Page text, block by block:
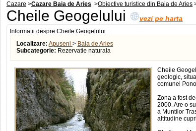
Cazare >Cazare Baia de Aries >Obiective turistice din Baia de Aries
Cheile Geogelului vezi pe harta
Informatii despre Cheile Geogelului
Localizare: Apuseni > Baia de Aries
Subcategorie: Rezervatie naturala
Cheile
geologic,
comunei
Zona a fost
2000. Are o
a Muntilor
altitudine